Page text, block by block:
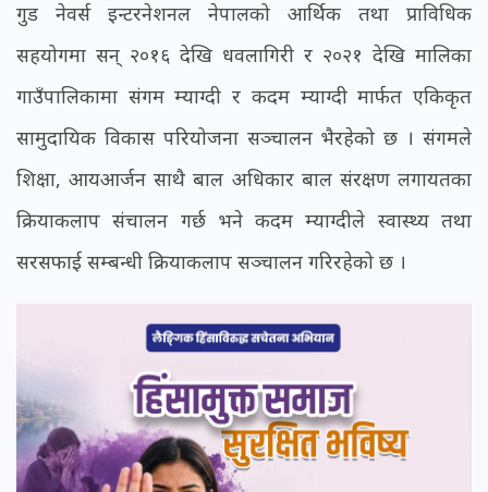
गुड नेवर्स इन्टरनेशनल नेपालको आर्थिक तथा प्राविधिक
सहयोगमा सन् २०१६ देखि धवलागिरी र २०२१ देखि मालिका
गाउँपालिकामा संगम म्याग्दी र कदम म्याग्दी मार्फत एकिकृत
सामुदायिक विकास परियोजना सञ्चालन भैरहेको छ । संगमले
शिक्षा, आयआर्जन साथै बाल अधिकार बाल संरक्षण लगायतका
क्रियाकलाप संचालन गर्छ भने कदम म्याग्दीले स्वास्थ्य तथा
सरसफाई सम्बन्धी क्रियाकलाप सञ्चालन गरिरहेको छ ।